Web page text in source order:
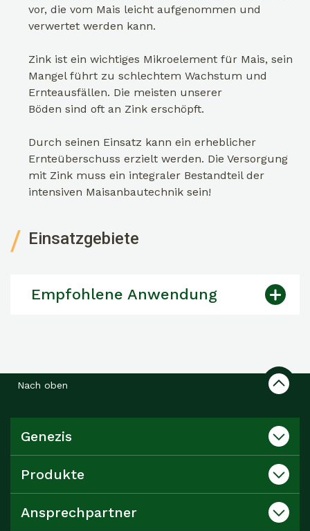
vor, die vom Mais leicht aufgenommen und
verwertet werden kann.
Zink ist ein wichtiges Mikroelement für Mais, sein
Mangel führt zu schlechtem Wachstum und
Ernteausfällen. Die meisten unserer
Böden sind oft an Zink erschöpft.
Durch seinen Einsatz kann ein erheblicher
Ernteüberschuss erzielt werden. Die Versorgung
mit Zink muss ein integraler Bestandteil der
intensiven Maisanbautechnik sein!
Einsatzgebiete
Empfohlene Anwendung
Nach oben
Genezis
Produkte
Ansprechpartner